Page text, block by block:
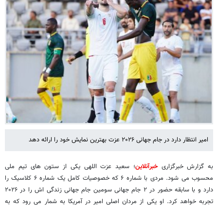
امیر انتظار دارد در جام جهانی ۲۰۲۶ عزت بهترین نمایش خود را ارائه دهد
به گزارش خبرگزاریخبرآنلاین؛ سعید عزت اللهی یکی از ستون های تیم ملی
محسوب می شود. مردی با شماره ۶ که خصوصیات کامل یک شماره ۶ کلاسیک را
دارد و با سابقه حضور در ۲ جام جهانی سومین جام جهانی زندگی اش را در ۲۰۲۶
تجربه خواهد کرد. او یکی از مردان اصلی امیر در آمریکا به شمار می رود که به